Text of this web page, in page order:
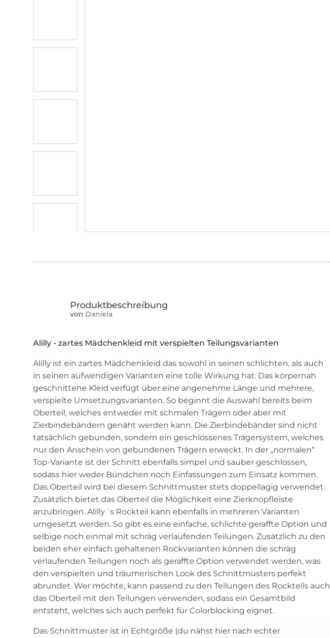
von Daniela
Alilly - zartes Mädchenkleid mit verspielten Teilungsvarianten
Alilly ist ein zartes Mädchenkleid das sowohl in seinen schlichten, als auch
in seinen aufwendigen Varianten eine tolle Wirkung hat. Das körpernah
geschnittene Kleid verfügt über eine angenehme Länge und mehrere,
verspielte Umsetzungsvarianten. So beginnt die Auswahl bereits beim
Oberteil, welches entweder mit schmalen Trägern oder aber mit
Zierbindebändern genäht werden kann. Die Zierbindebänder sind nicht
tatsächlich gebunden, sondern ein geschlossenes Trägersystem, welches
nur den Anschein von gebundenen Trägern erweckt. In der „normalen“
Top-Variante ist der Schnitt ebenfalls simpel und sauber geschlossen,
sodass hier weder Bündchen noch Einfassungen zum Einsatz kommen.
Das Oberteil wird bei diesem Schnittmuster stets doppellagig verwendet.
Zusätzlich bietet das Oberteil die Möglichkeit eine Zierknopfleiste
anzubringen. Alilly´s Rockteil kann ebenfalls in mehreren Varianten
umgesetzt werden. So gibt es eine einfache, schlichte geraffte Option und
selbige noch einmal mit schräg verlaufenden Teilungen. Zusätzlich zu den
beiden eher einfach gehaltenen Rockvarianten können die schräg
verlaufenden Teilungen noch als geraffte Option verwendet werden, was
den verspielten und träumerischen Look des Schnittmusters perfekt
abrundet. Wer möchte, kann passend zu den Teilungen des Rockteils auch
das Oberteil mit den Teilungen verwenden, sodass ein Gesamtbild
entsteht, welches sich auch perfekt für Colorblocking eignet.
Das Schnittmuster ist in Echtgröße (du nähst hier nach echter